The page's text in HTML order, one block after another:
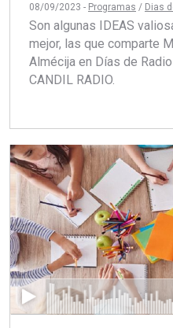
08/09/2023 - Programas / Dias
Son algunas IDEAS
mejor, las que comparte
Almécija en Días de
CANDIL RADIO.